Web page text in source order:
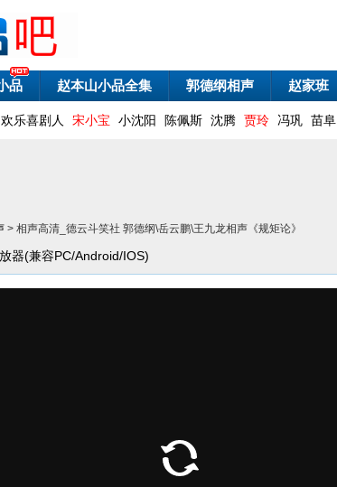
品 赵本山小品全集 郭德纲相声 赵家班
欢乐喜剧人 宋小宝 小沈阳 陈佩斯 沈腾 贾玲 冯巩 苗阜
> 相声高清_德云斗笑社 郭德纲\岳云鹏\王九龙相声《规矩论》
器(兼容PC/Android/IOS)